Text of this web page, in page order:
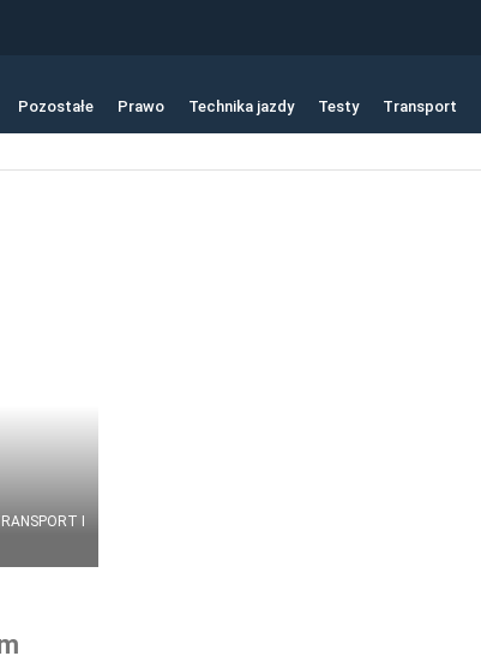
Pozostałe Prawo Technika jazdy Testy Transport
I